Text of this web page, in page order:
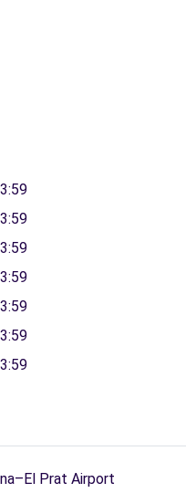
Prat Airport